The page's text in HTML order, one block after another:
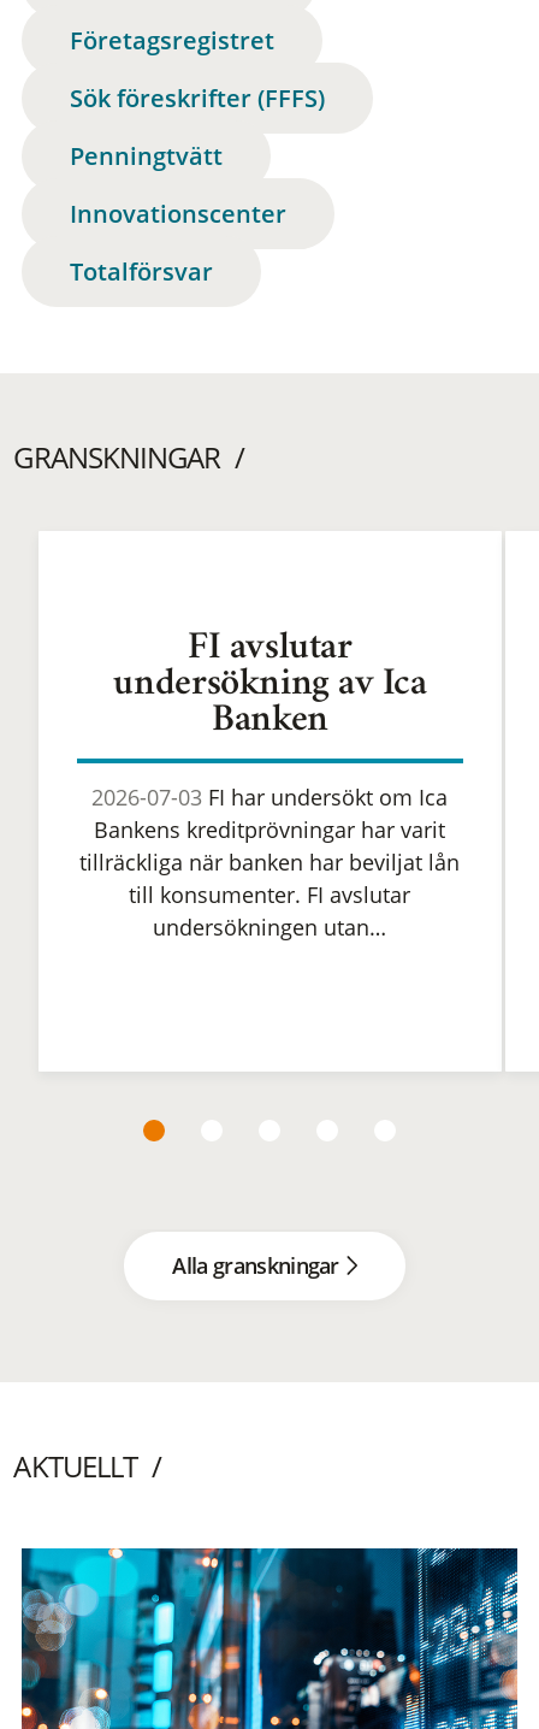
Företagsregistret
Sök föreskrifter (FFFS)
Penningtvätt
Innovationscenter
Totalförsvar
GRANSKNINGAR
FI avslutar
undersökning av Ica
Banken
2026-07-03 FI har undersökt om Ica
Bankens kreditprövningar har varit
tillräckliga när banken har beviljat lån
till konsumenter. FI avslutar
undersökningen utan…
Alla granskningar
AKTUELLT